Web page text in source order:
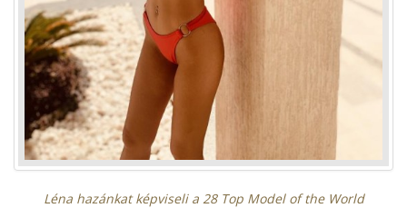
Léna hazánkat képviseli a 28 Top Model of the World